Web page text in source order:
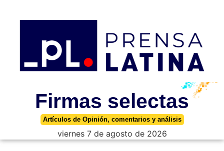
Firmas selectas
Artículos de Opinión, comentarios y análisis
viernes 7 de agosto de 2026